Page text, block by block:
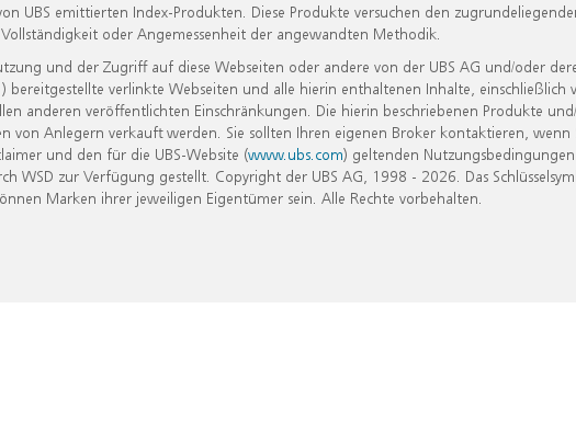
UBS emittierten Index-Produkten. Diese Produkte versuchen den
oder Angemessenheit der angewandten Methodik.
und der Zugriff auf diese Webseiten oder andere von der UBS AG und/oder
verlinkte Webseiten und alle hierin enthaltenen Inhalte,
anderen veröffentlichten Einschränkungen. Die hierin beschriebenen Produkte
Anlegern verkauft werden. Sie sollten Ihren eigenen Broker kontaktieren, wenn
und den für die UBS-Website (www.ubs.com) geltenden
zur Verfügung gestellt. Copyright der UBS AG, 1998 - 2026. Das
Marken ihrer jeweiligen Eigentümer sein. Alle Rechte vorbehalten.